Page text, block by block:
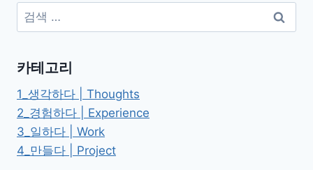
프
하
기:
AUTOMA
와
TOKFRESH
비
검
색:
카테고리
1_생각하다 | Thoughts
2_경험하다 | Experience
3_일하다 | Work
4_만들다 | Project